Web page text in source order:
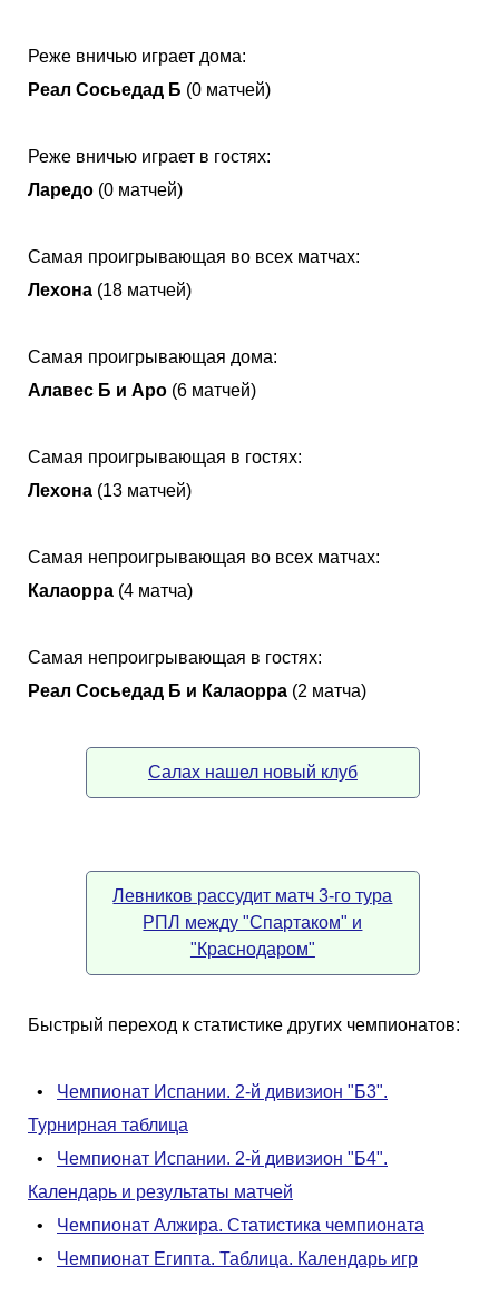
Реже вничью играет дома:
Реал Сосьедад Б (0 матчей)
Реже вничью играет в гостях:
Ларедо (0 матчей)
Самая проигрывающая во всех матчах:
Лехона (18 матчей)
Самая проигрывающая дома:
Алавес Б и Аро (6 матчей)
Самая проигрывающая в гостях:
Лехона (13 матчей)
Самая непроигрывающая во всех матчах:
Калаорра (4 матча)
Самая непроигрывающая в гостях:
Реал Сосьедад Б и Калаорра (2 матча)
Салах нашел новый клуб
Левников рассудит матч 3-го тура
РПЛ между "Спартаком" и
"Краснодаром"
Быстрый переход к статистике других чемпионатов:
• Чемпионат Испании. 2-й дивизион "Б3".
Турнирная таблица
• Чемпионат Испании. 2-й дивизион "Б4".
Календарь и результаты матчей
• Чемпионат Алжира. Статистика чемпионата
• Чемпионат Египта. Таблица. Календарь игр